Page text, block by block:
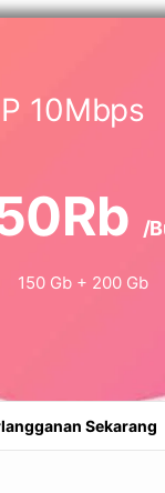
10Mbps
/
150 Gb + 200 Gb
Sekarang